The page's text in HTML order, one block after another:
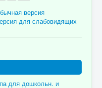
версия
для слабовидящих
для дошкольн. и